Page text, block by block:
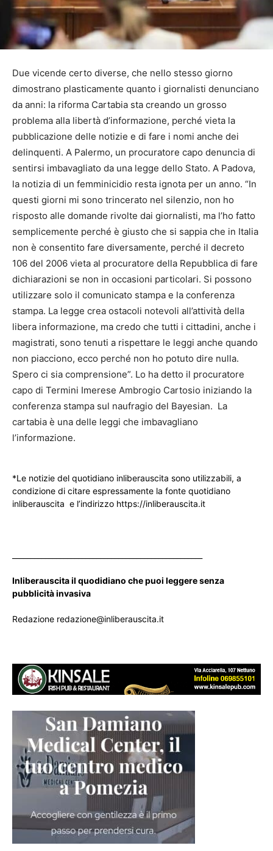
Due vicende certo diverse, che nello stesso giorno
dimostrano plasticamente quanto i giornalisti denunciano
da anni: la riforma Cartabia sta creando un grosso
problema alla libertà d’informazione, perché vieta la
pubblicazione delle notizie e di fare i nomi anche dei
delinquenti. A Palermo, un procuratore capo denuncia di
sentirsi imbavagliato da una legge dello Stato. A Padova,
la notizia di un femminicidio resta ignota per un anno. “In
questi giorni mi sono trincerato nel silenzio, non ho
risposto alle domande rivolte dai giornalisti, ma l’ho fatto
semplicemente perché è giusto che si sappia che in Italia
non è consentito fare diversamente, perché il decreto
106 del 2006 vieta al procuratore della Repubblica di fare
dichiarazioni se non in occasioni particolari. Si possono
utilizzare solo il comunicato stampa e la conferenza
stampa. La legge crea ostacoli notevoli all’attività della
libera informazione, ma credo che tutti i cittadini, anche i
magistrati, sono tenuti a rispettare le leggi anche quando
non piacciono, ecco perché non ho potuto dire nulla.
Spero ci sia comprensione”. Lo ha detto il procuratore
capo di Termini Imerese Ambrogio Cartosio iniziando la
conferenza stampa sul naufragio del Bayesian. La
cartabia è una delle leggi che imbavagliano
l’informazione.
*Le notizie del quotidiano inliberauscita sono utilizzabili, a
condizione di citare espressamente la fonte quotidiano
inliberauscita e l’indirizzo https://inliberauscita.it
Inliberauscita il quodidiano che puoi leggere senza
pubblicità invasiva
Redazione redazione@inliberauscita.it